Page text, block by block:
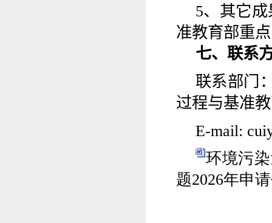
5、 其它
准教育部重
七、联系
联系部门
过程与基准
E-mail:
环境污
题2026年申